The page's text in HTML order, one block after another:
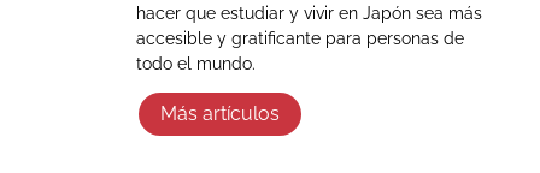
hacer que estudiar y vivir en Japón sea más
accesible y gratificante para personas de
todo el mundo.
Más artículos